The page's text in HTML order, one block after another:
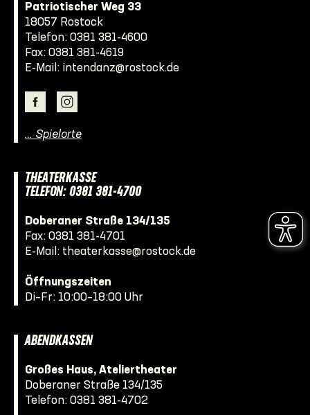
Patriotischer Weg 33
18057 Rostock
Telefon: 0381 381-4600
Fax: 0381 381-4619
E-Mail: intendanz@rostock.de
… Spielorte
THEATERKASSE
TELEFON: 0381 381-4700
Doberaner Straße 134/135
Fax: 0381 381-4701
E-Mail: theaterkasse@rostock.de
Öffnungszeiten
Di–Fr: 10:00–18:00 Uhr
ABENDKASSEN
Großes Haus, Ateliertheater
Doberaner Straße 134/135
Telefon: 0381 381-4702